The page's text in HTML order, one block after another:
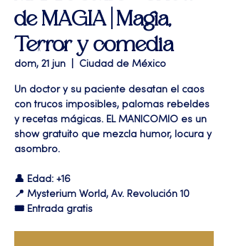
de MAGIA | Magia,
Terror y comedia
dom, 21 jun Ciudad de México
Un doctor y su paciente desatan el caos
con trucos imposibles, palomas rebeldes
y recetas mágicas. EL MANICOMIO es un
show gratuito que mezcla humor, locura y
asombro.
👤 Edad: +16
📍 Mysterium World, Av. Revolución 10
🎟️ Entrada gratis